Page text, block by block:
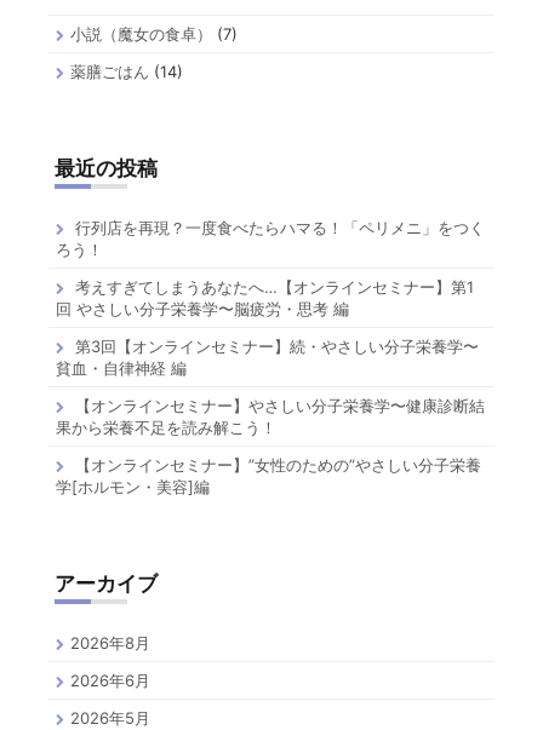
小説（魔女の食卓）
(7)
薬膳ごはん (14)
最近の投稿
行列店を再現？一度食べたらハマる！「ペリメニ」をつく
ろう！
考えすぎてしまうあなたへ…【オンラインセミナー】第1
回 やさしい分子栄養学〜脳疲労・思考 編
第3回【オンラインセミナー】続・やさしい分子栄養学〜
貧血・自律神経 編
【オンラインセミナー】やさしい分子栄養学〜健康診断結
果から栄養不足を読み解こう！
【オンラインセミナー】”女性のための”やさしい分子栄養
学[ホルモン・美容]編
アーカイブ
2026年8月
2026年6月
2026年5月